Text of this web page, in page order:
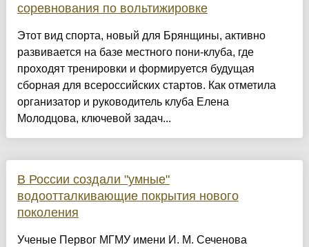
соревнования по вольтижировке
Этот вид спорта, новый для Брянщины, активно
развивается на базе местного пони-клуба, где
проходят тренировки и формируется будущая
сборная для всероссийских стартов. Как отметила
организатор и руководитель клуба Елена
Молодцова, ключевой задач...
В России создали "умные"
водоотталкивающие покрытия нового
поколения
Ученые Первог МГМУ имени И. М. Сеченова